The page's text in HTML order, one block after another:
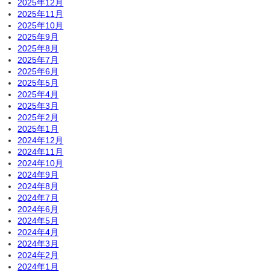
2025年12月
2025年11月
2025年10月
2025年9月
2025年8月
2025年7月
2025年6月
2025年5月
2025年4月
2025年3月
2025年2月
2025年1月
2024年12月
2024年11月
2024年10月
2024年9月
2024年8月
2024年7月
2024年6月
2024年5月
2024年4月
2024年3月
2024年2月
2024年1月